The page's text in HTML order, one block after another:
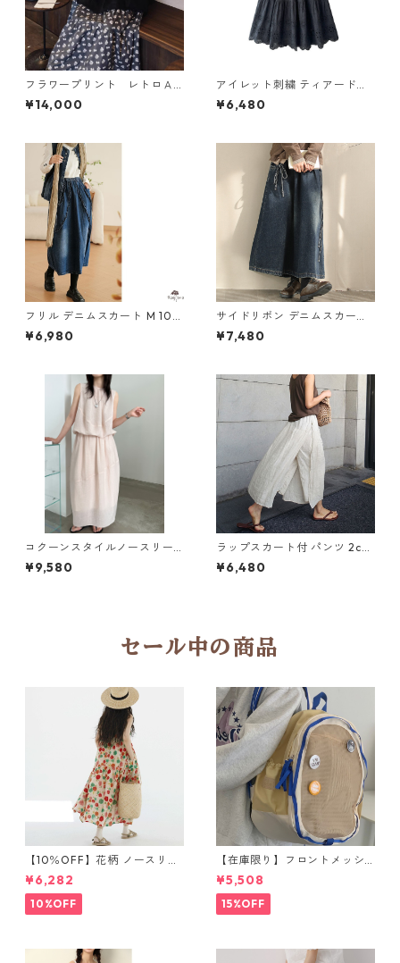
フラワープリント レトロＡ
ラインスカート N SLSK094
¥14,000
アイレット刺繍 ティアードロ
ングスカート6col H 260119
¥6,480
フリル デニムスカート M 105
73
¥6,980
サイドリボン デニムスカート
Y 10929
¥7,480
コクーンスタイルノースリー
ブトップス＆スカートセット 2
col Y 260088
¥9,580
ラップスカート付 パンツ 2col
M 10658
¥6,480
セール中の商品
【10％OFF】花柄 ノースリー
ブワンピース 10768
¥6,282
10%OFF
【在庫限り】フロントメッシ
ュ バックパック M 2col 11170
¥5,508
15%OFF